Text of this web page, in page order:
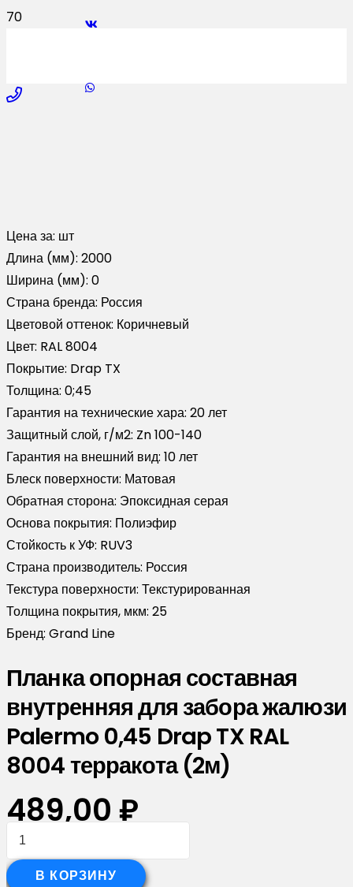
Цена за: шт
Длина (мм): 2000
Ширина (мм): 0
Страна бренда: Россия
Цветовой оттенок: Коричневый
Цвет: RAL 8004
Покрытие: Drap TX
Толщина: 0;45
Гарантия на технические хара: 20 лет
Защитный слой, г/м2: Zn 100-140
Гарантия на внешний вид: 10 лет
Блеск поверхности: Матовая
Обратная сторона: Эпоксидная серая
Основа покрытия: Полиэфир
Стойкость к УФ: RUV3
Страна производитель: Россия
Текстура поверхности: Текстурированная
Толщина покрытия, мкм: 25
Бренд: Grand Line
Планка опорная составная
внутренняя для забора жалюзи
Palermo 0,45 Drap TX RAL
8004 терракота (2м)
489,00 ₽
Количество
ПланкаВ КОРЗИНУ